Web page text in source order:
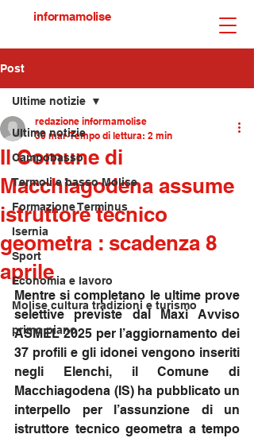
informamolise
Post
Ultime notizie
Campobasso
Termoli e basso Molise
Formazione Terminus
Isernia
Sport
Economia e lavoro
Molise cultura tradizioni e turismo
primo piano
Ultime notizie
Il Comune di
Macchiagodena assume
istruttore tecnico
geometra : scadenza 8
aprile
redazione informamolise
30 mar Tempo di lettura: 2 min
Mentre si completano le ultime prove
selettive previste dal Maxi Avviso
ASMEL 2025 per l’aggiornamento dei
37 profili e gli idonei vengono inseriti
negli Elenchi, il Comune di
Macchiagodena (IS) ha pubblicato un
interpello per l’assunzione di un
istruttore tecnico geometra a tempo